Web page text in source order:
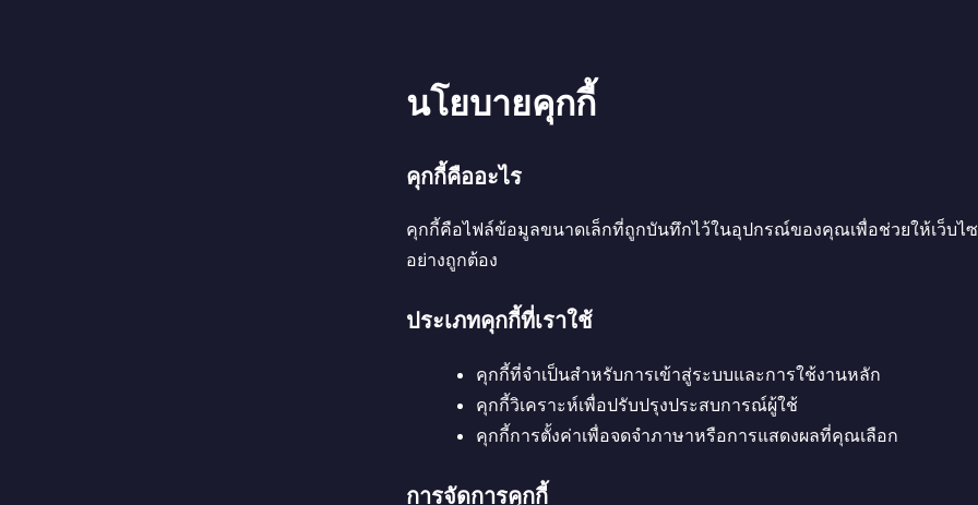
นโยบายคุกกี้
คุกกี้คืออะไร
คุกกี้คือไฟล์ข้อมูลขนาดเล็กที่ถูกบันทึกไว้ในอุปกรณ์ของคุณเพื่อช่วยให้เว็บไ
อย่างถูกต้อง
ประเภทคุกกี้ที่เราใช้
คุกกี้ที่จำเป็นสำหรับการเข้าสู่ระบบและการใช้งานหลัก
คุกกี้วิเคราะห์เพื่อปรับปรุงประสบการณ์ผู้ใช้
คุกกี้การตั้งค่าเพื่อจดจำภาษาหรือการแสดงผลที่คุณเลือก
การจัดการคุกกี้